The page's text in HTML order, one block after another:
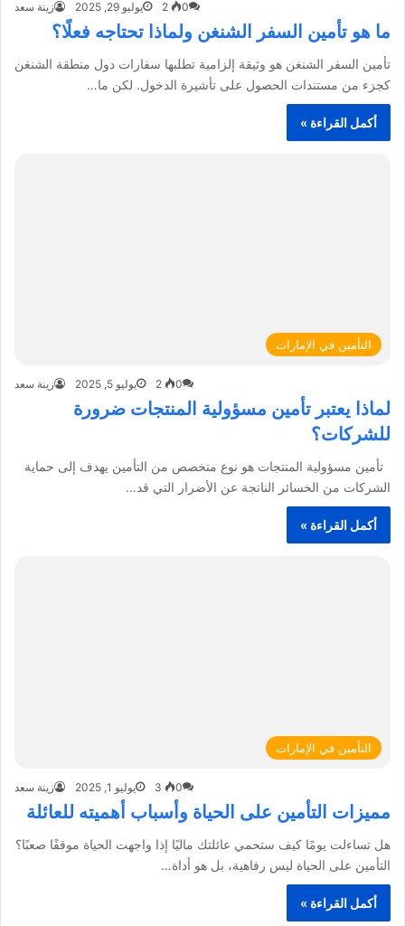
زينة سعد يوليو 29, 2025 0
ما هو تأمين السفر الشنغن ولماذا تحتاجه فعلًا؟
تأمين السفر الشنغن هو وثيقة إلزامية تطلبها سفارات دول منطقة الشنغن
كجزء من مستندات الحصول على تأشيرة الدخول. لكن ما…
أكمل القراءة »
التأمين في الإمارات
زينة سعد يوليو 5, 2025 0
لماذا يعتبر تأمين مسؤولية المنتجات ضرورة
للشركات؟
تأمين مسؤولية المنتجات هو نوع متخصص من التأمين يهدف إلى حماية
الشركات من الخسائر الناتجة عن الأضرار التي قد…
أكمل القراءة »
التأمين في الإمارات
زينة سعد يوليو 1, 2025 0
مميزات التأمين على الحياة وأسباب أهميته للعائلة
هل تساءلت يومًا كيف ستحمي عائلتك ماليًا إذا واجهت الحياة موقفًا صعبًا؟
التأمين على الحياة ليس رفاهية، بل هو أداة…
أكمل القراءة »